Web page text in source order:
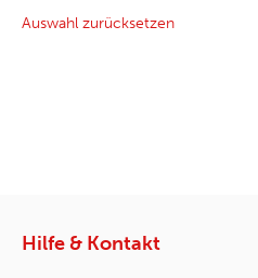
Auswahl zurücksetzen
Hilfe & Kontakt